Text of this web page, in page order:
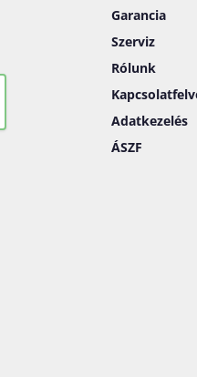
Garancia
Szerviz
Rólunk
Adatkezelés
ÁSZF